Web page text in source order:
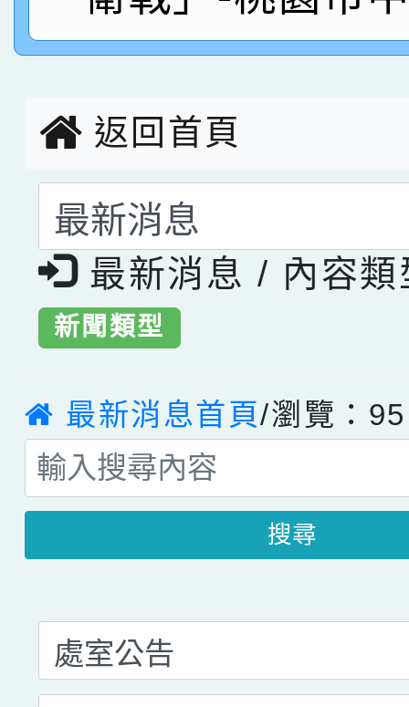
臺灣台語-第二名
市賽榮獲科學小創客佳
返回首頁
選擇後頁面內容會更
最新消息 / 內容類
新聞類型
最新消息首頁/瀏覽：95
搜尋